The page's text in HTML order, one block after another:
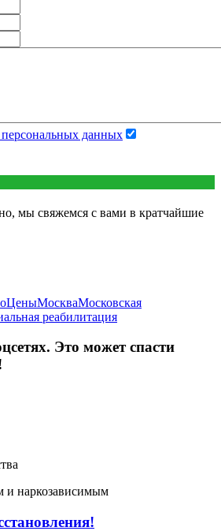
персональных данных
мы свяжемся с вами в кратчайшие
ЦеныМоскваМосковская
реабилитация
Это может спасти